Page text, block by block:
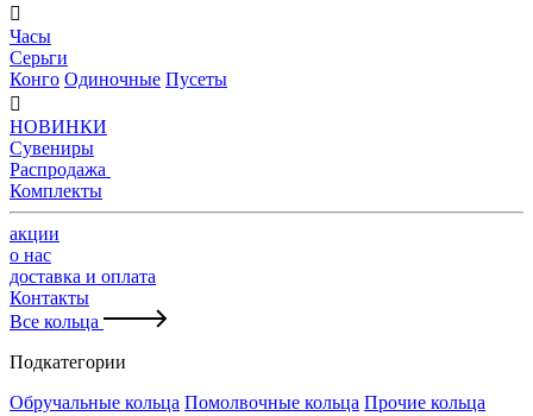

Часы
Серьги
Конго Одиночные Пусеты

НОВИНКИ
Сувениры
Распродажа
Комплекты
акции
о нас
доставка и оплата
Контакты
Все кольца
Подкатегории
Обручальные кольца Помолвочные кольца Прочие кольца